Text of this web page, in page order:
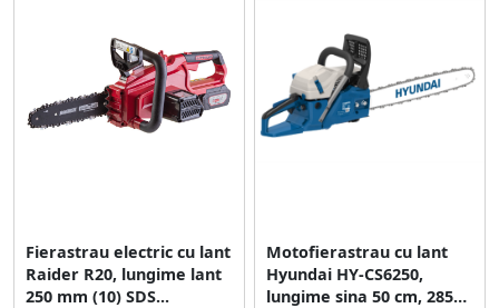
Fierastrau electric cu lant
Raider R20, lungime lant
250 mm (10) SDS...
Motofierastrau cu lant
Hyundai HY-CS6250,
lungime sina 50 cm, 2850